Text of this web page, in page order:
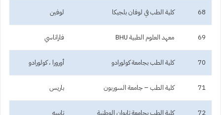
68 كلية الطب في لوفان بلجيكا لوفين
69 معهد العلوم الطبية BHU فاراناسي
70 كلية الطب بجامعة كولورادو أورورا ، كولورادو
71 كلية الطب – جامعة السوربون باريس
72 كلية الطب بجامعة تايوان الوطنية تايبيه